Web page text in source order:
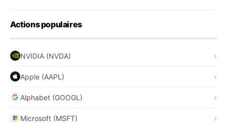
Actions populaires
NVIDIA (NVDA)
Apple (AAPL)
Alphabet (GOOGL)
Microsoft (MSFT)